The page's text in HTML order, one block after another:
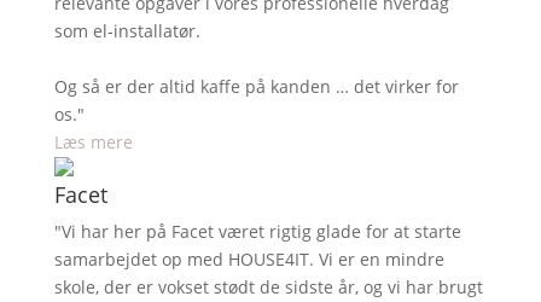
som el-installatør.
Og så er der altid kaffe på kanden … det virker for
os."
Læs mere
Facet
"Vi har her på Facet været rigtig glade for at starte
samarbejdet op med HOUSE4IT. Vi er en mindre
skole, der er vokset stødt de sidste år, og vi har brugt